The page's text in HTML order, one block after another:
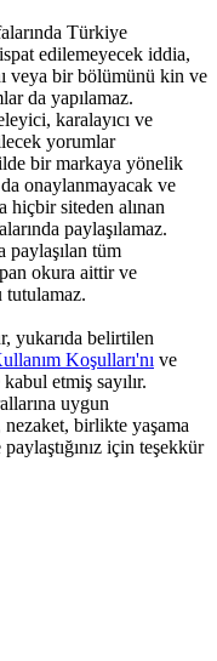
Türkiye
edilemeyecek iddia,
veya bir bölümünü kin ve
da yapılamaz.
karalayıcı ve
yorumlar
bir markaya yönelik
onaylanmayacak ve
hiçbir siteden alınan
paylaşılamaz.
paylaşılan tüm
okura aittir ve
tutulamaz.
yukarıda belirtilen
Koşulları'nı ve
etmiş sayılır.
uygun
nezaket, birlikte yaşama
için teşekkür